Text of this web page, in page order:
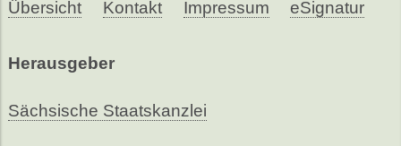
Übersicht Kontakt Impressum eSignatur
Herausgeber
Sächsische Staatskanzlei